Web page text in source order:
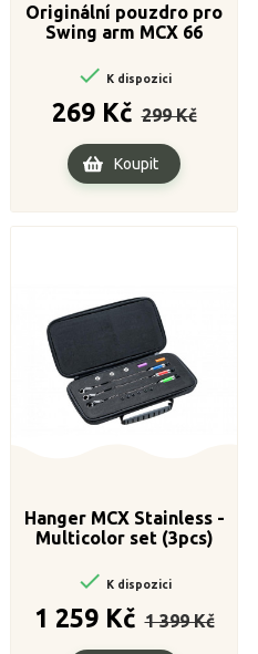
Originální pouzdro pro
Swing arm MCX 66
 K dispozici
269 Kč cena
299 Kč
Cena
Koupit
Hanger MCX Stainless -
Multicolor set (3pcs)
 K dispozici
1 259 Kč cena
1 399 Kč